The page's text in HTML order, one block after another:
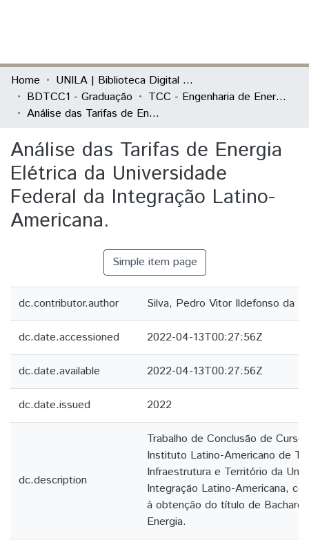
Communities & Collections
All of DSpace
Home
UNILA | Biblioteca Digital de Trabalhos de Conclusão de Curso
BDTCC1 - Graduação
TCC - Engenharia de Energia
Análise das Tarifas de Energia Elétrica da Universidade Federal da Integração Latino-Americana.
Análise das Tarifas de Energia
Elétrica da Universidade
Federal da Integração Latino-
Americana.
Simple item page
dc.contributor.author Silva, Pedro Vitor Ildefonso da
dc.date.accessioned 2022-04-13T00:27:56Z
dc.date.available 2022-04-13T00:27:56Z
dc.date.issued 2022
dc.description
Trabalho de Conclusão de
Instituto Latino-Americano de
Infraestrutura e Território da
Integração Latino-Americana,
à obtenção do título de Bacharel
Energia.